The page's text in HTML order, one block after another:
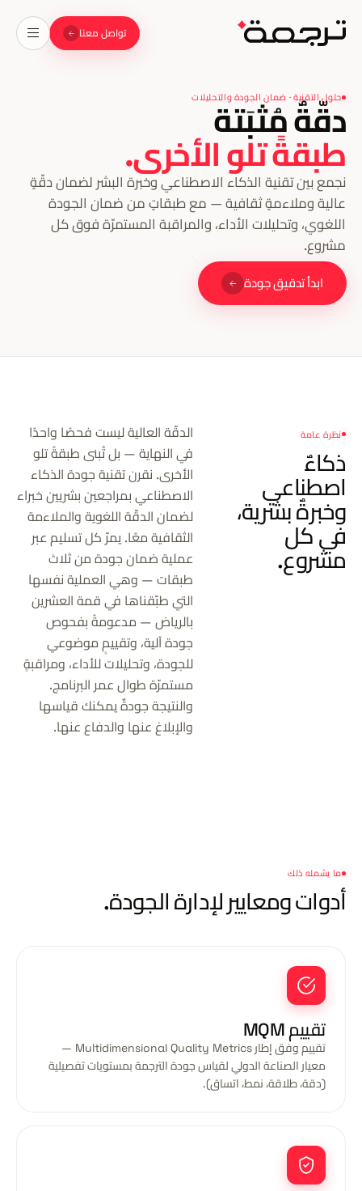
تواصل معنا
حلول التقنية · ضمان الجودة والتحليلات
دقّةٌ مُثبَتة
طبقةً تلو الأخرى.
نجمع بين تقنية الذكاء الاصطناعي وخبرة البشر لضمان دقّةٍ
عالية وملاءمةٍ ثقافية — مع طبقاتٍ من ضمان الجودة
اللغوي، وتحليلات الأداء، والمراقبة المستمرّة فوق كل
مشروع.
ابدأ تدقيق جودة
نظرة عامة
ذكاءٌ
اصطناعي
وخبرةٌ بشرية،
في كل
مشروع.
الدقّة العالية ليست فحصًا واحدًا
في النهاية — بل تُبنى طبقةً تلو
الأخرى. نقرن تقنية جودة الذكاء
الاصطناعي بمراجعين بشريين خبراء
لضمان الدقّة اللغوية والملاءمة
الثقافية معًا. يمرّ كل تسليم عبر
عملية ضمان جودة من ثلاث
طبقات — وهي العملية نفسها
التي طبّقناها في قمة العشرين
بالرياض — مدعومةً بفحوص
جودة آلية، وتقييمٍ موضوعي
للجودة، وتحليلات للأداء، ومراقبةٍ
مستمرّة طوال عمر البرنامج.
والنتيجة جودةٌ يمكنك قياسها
والإبلاغ عنها والدفاع عنها.
ما يشمله ذلك
أدوات ومعاييرلإدارة الجودة.
تقييم MQM
تقييم وفق إطار Multidimensional Quality Metrics —
معيار الصناعة الدولي لقياس جودة الترجمة بمستويات تفصيلية
(دقة، طلاقة، نمط، اتساق).